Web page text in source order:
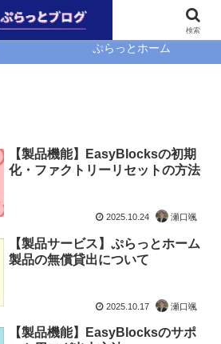
ぷらっとホーム
【製品機能】EasyBlocksの初期
化・ファクトリーリセットの方法
2025.10.24 瀬口颯
【製品サービス】ぷらっとホーム
製品の無償貸出について
2025.10.17 瀬口颯
【製品機能】EasyBlocksのサポ
検索